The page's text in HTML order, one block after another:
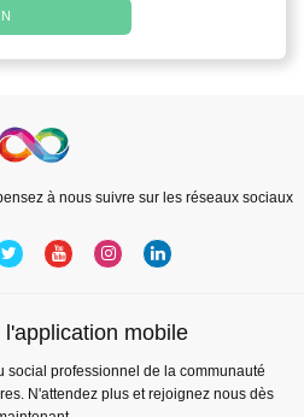
à nous suivre sur les réseaux sociaux
mobile
social professionnel de la communauté
N'attendez plus et rejoignez nous dès